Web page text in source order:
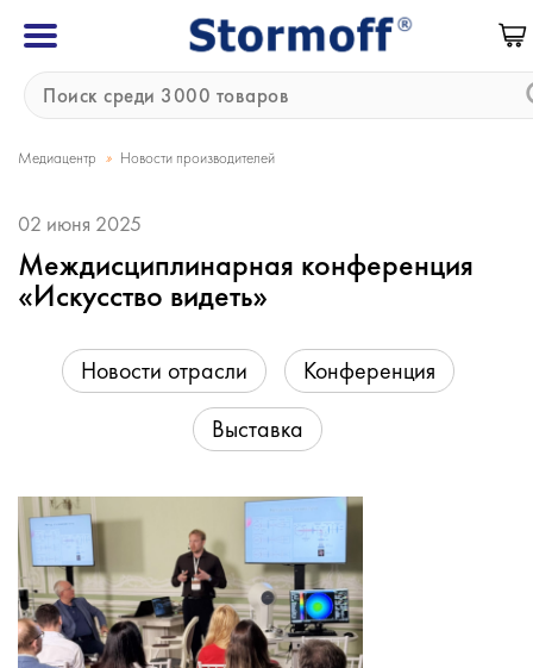
Медиацентр » Новости производителей
02 июня 2025
Междисциплинарная конференция
«Искусство видеть»
Новости отрасли
Конференция
Выставка